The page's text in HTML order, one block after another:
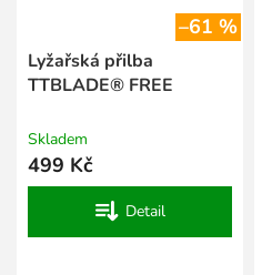
–61 %
Lyžařská přilba
TTBLADE® FREE
Skladem
499 Kč
Detail